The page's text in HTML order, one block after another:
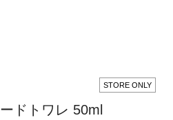
STORE ONLY
ドトワレ 50ml